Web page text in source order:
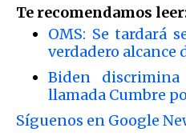
Te recomendamos
OMS: Se tardará
verdadero alcance
Biden
llamada Cumbre
Síguenos en Google